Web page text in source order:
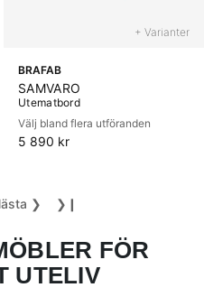
+ Varianter
BRAFAB
SAMVARO
Utematbord
Välj bland flera utföranden
5 890 kr
❯ ❯❙
FÖR
UTELIV